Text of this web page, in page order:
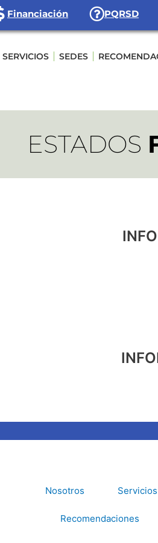
Financiación PQRSD
SERVICIOS SEDES
ESTADOS
Nosotros Servicios
Recomendaciones